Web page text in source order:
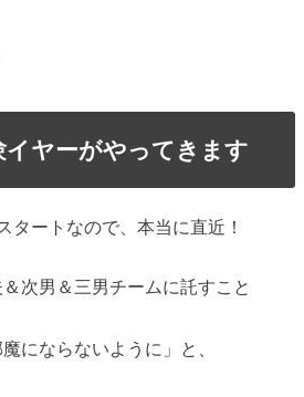
イヤーがやってきます
タートなので、本当に直近！
次男＆三男チームに託すこと
にならないように」と、